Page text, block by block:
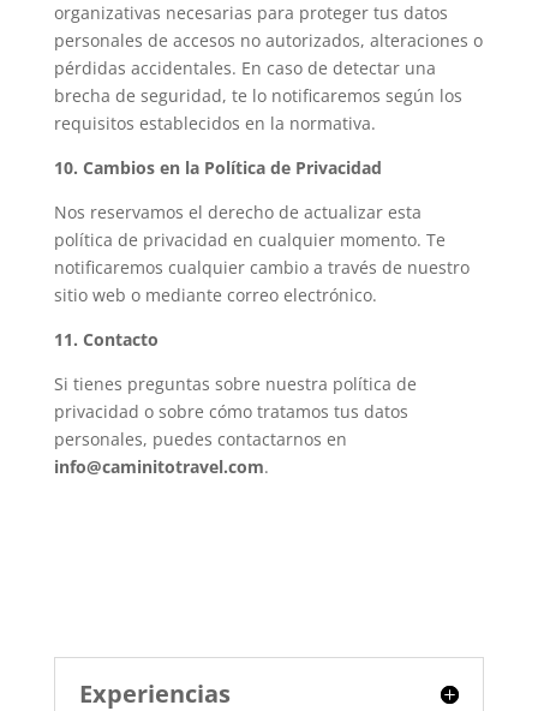
organizativas necesarias para proteger tus datos
personales de accesos no autorizados, alteraciones o
pérdidas accidentales. En caso de detectar una
brecha de seguridad, te lo notificaremos según los
requisitos establecidos en la normativa.
10. Cambios en la Política de Privacidad
Nos reservamos el derecho de actualizar esta
política de privacidad en cualquier momento. Te
notificaremos cualquier cambio a través de nuestro
sitio web o mediante correo electrónico.
11. Contacto
Si tienes preguntas sobre nuestra política de
privacidad o sobre cómo tratamos tus datos
personales, puedes contactarnos en
info@caminitotravel.com.
Experiencias